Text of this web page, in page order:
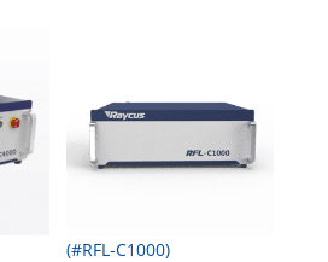
(#RFL-C1000)